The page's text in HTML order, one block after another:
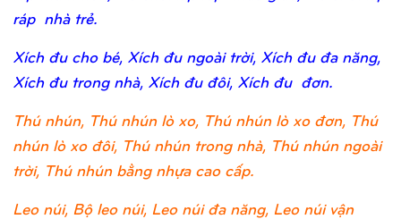
ráp nhà trẻ.
Xích đu cho bé, Xích đu ngoài trời, Xích đu đa năng,
Xích đu trong nhà, Xích đu đôi, Xích đu đơn.
Thú nhún, Thú nhún lò xo, Thú nhún lò xo đơn, Thú
nhún lò xo đôi, Thú nhún trong nhà, Thú nhún ngoài
trời, Thú nhún bằng nhựa cao cấp.
Leo núi, Bộ leo núi, Leo núi đa năng, Leo núi vận